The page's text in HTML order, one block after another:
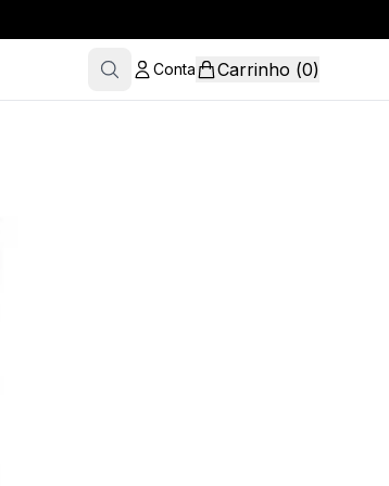
Conta Carrinho (0)